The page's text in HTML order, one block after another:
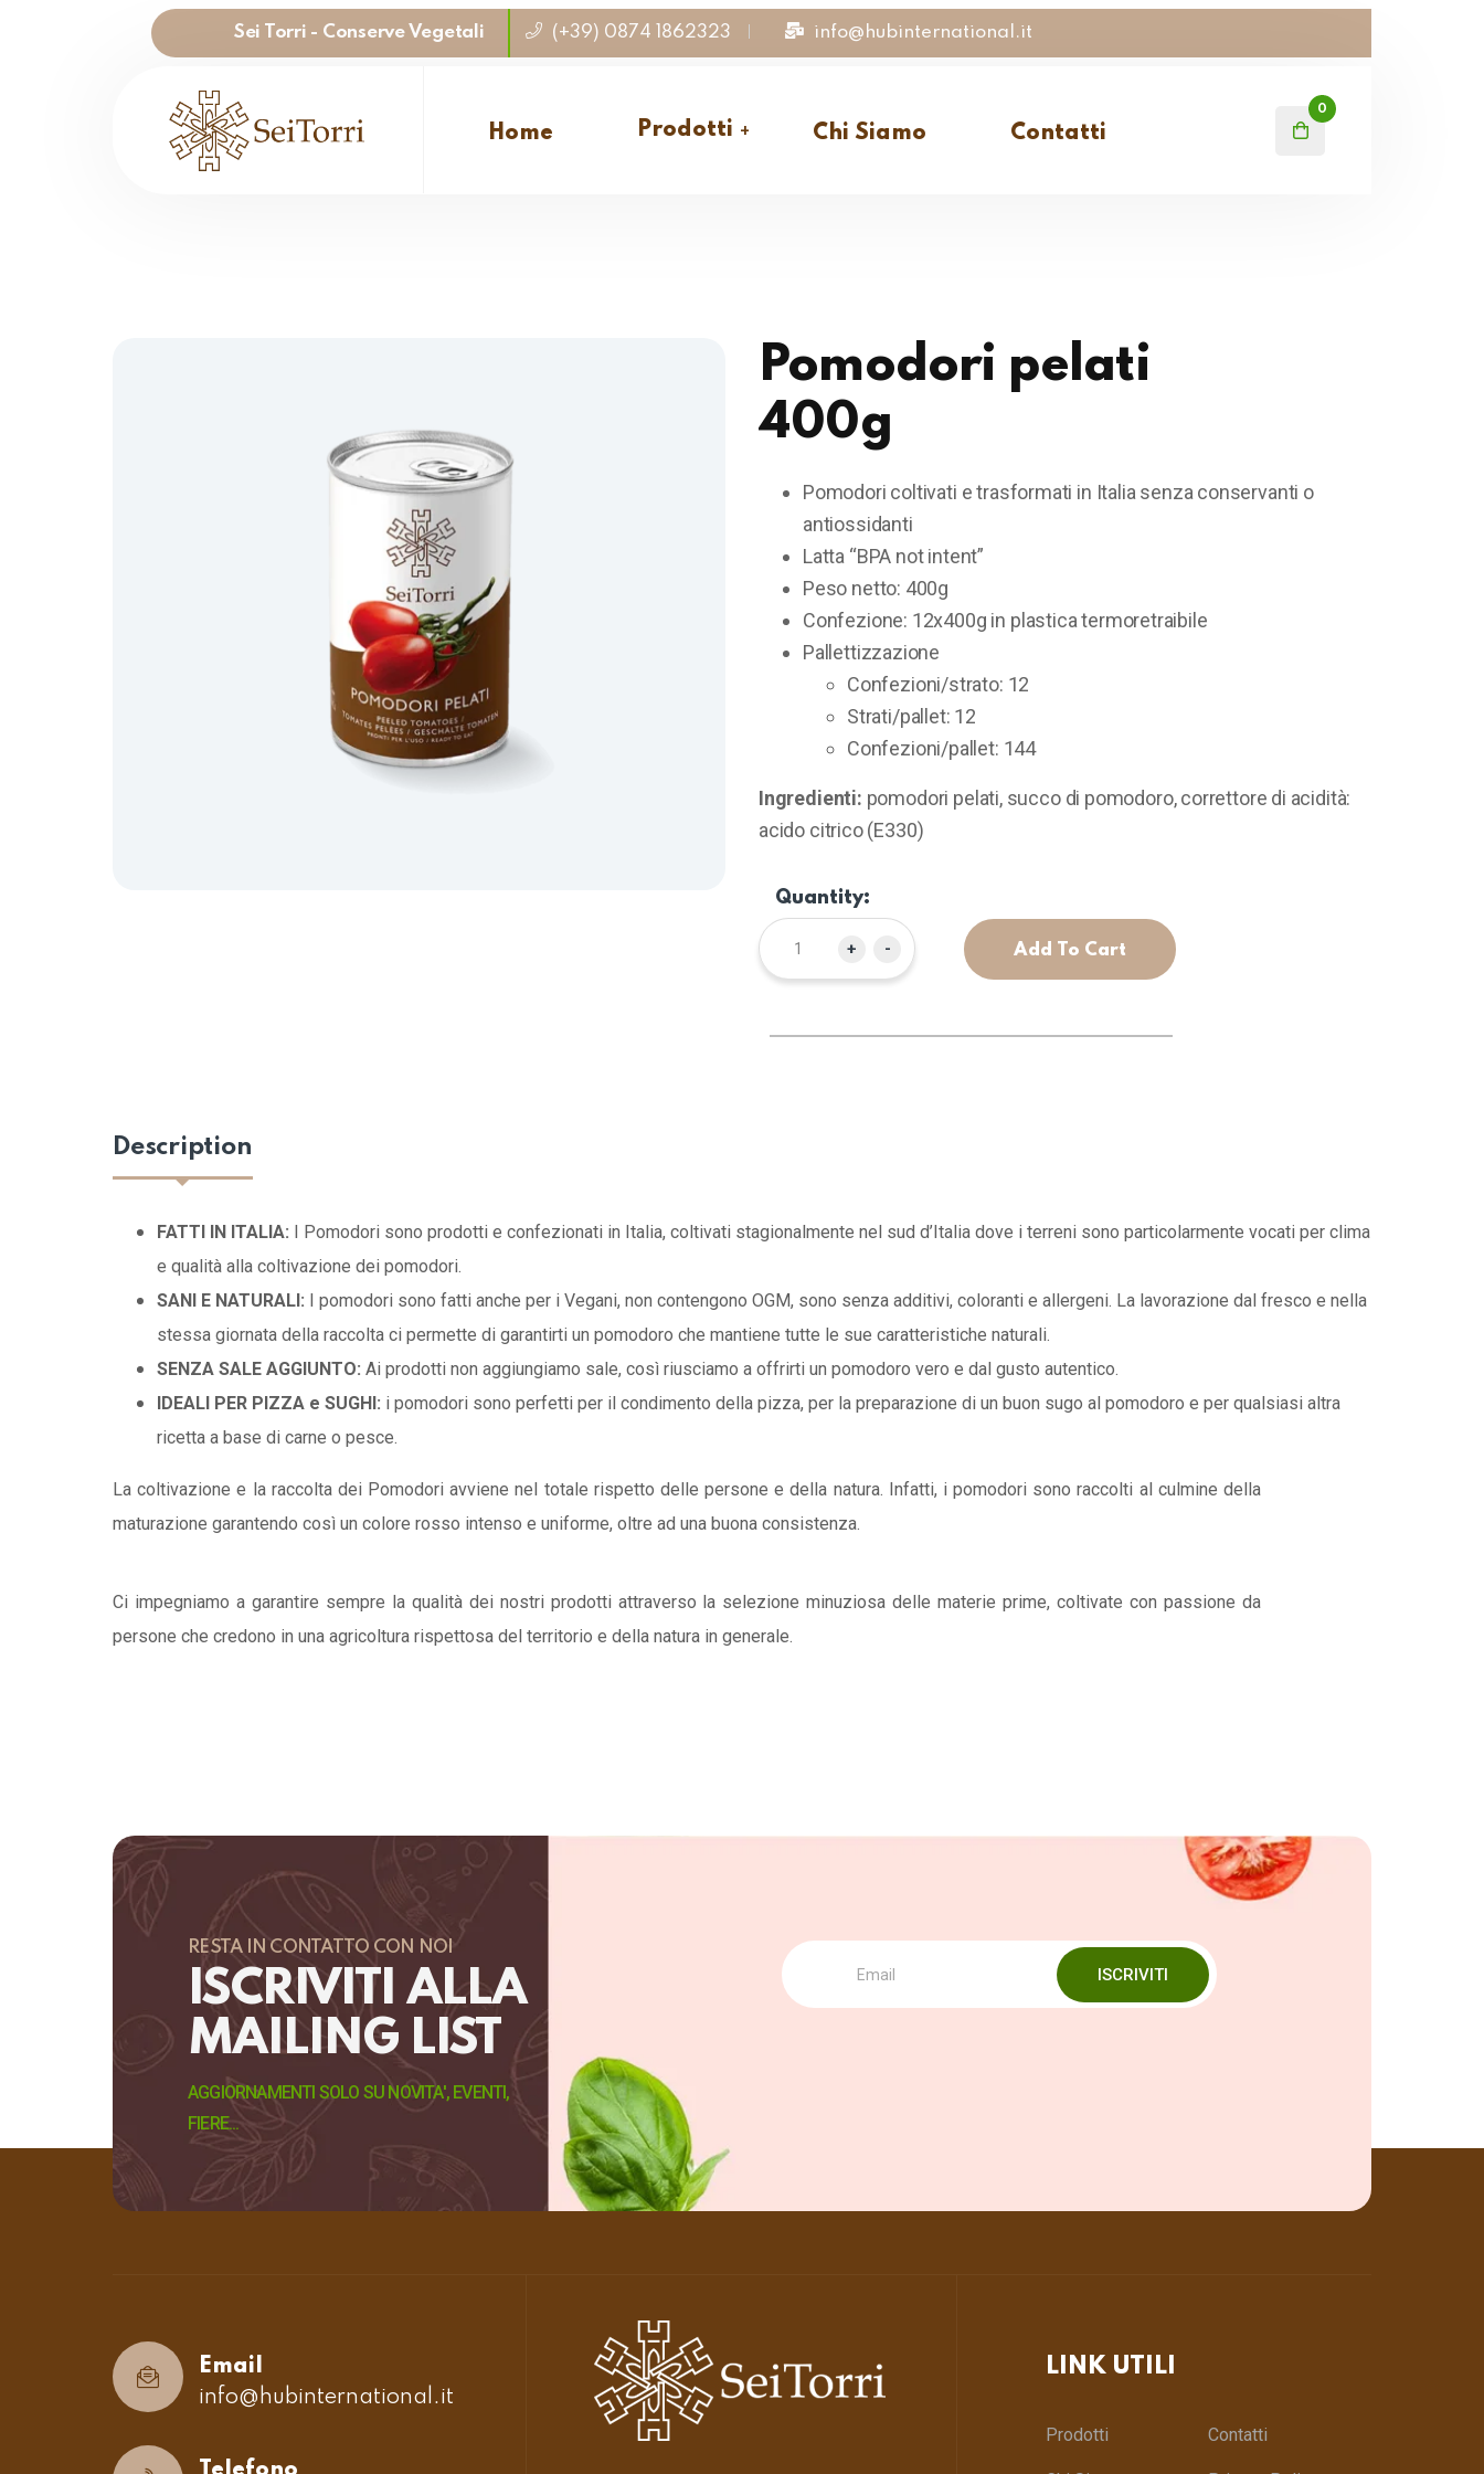
Sei Torri - Conserve Vegetali (+39) 0874 1862323 info@hubinternational.it
Home Prodotti Chi Siamo Contatti
0
Pomodori pelati
400g
Pomodori coltivati e trasformati in Italia senza conservanti o
antiossidanti
Latta “BPA not intent”
Peso netto: 400g
Confezione: 12x400g in plastica termoretraibile
Pallettizzazione
Confezioni/strato: 12
Strati/pallet: 12
Confezioni/pallet: 144
Ingredienti: pomodori pelati, succo di pomodoro, correttore di acidità:
acido citrico (E330)
Quantity:
-
+ Add To Cart
Description
FATTI IN ITALIA: I Pomodori sono prodotti e confezionati in Italia, coltivati stagionalmente nel sud d’Italia dove i terreni sono particolarmente vocati per clima
e qualità alla coltivazione dei pomodori.
SANI E NATURALI: I pomodori sono fatti anche per i Vegani, non contengono OGM, sono senza additivi, coloranti e allergeni. La lavorazione dal fresco e nella
stessa giornata della raccolta ci permette di garantirti un pomodoro che mantiene tutte le sue caratteristiche naturali.
SENZA SALE AGGIUNTO: Ai prodotti non aggiungiamo sale, così riusciamo a offrirti un pomodoro vero e dal gusto autentico.
IDEALI PER PIZZA e SUGHI: i pomodori sono perfetti per il condimento della pizza, per la preparazione di un buon sugo al pomodoro e per qualsiasi altra
ricetta a base di carne o pesce.
La coltivazione e la raccolta dei Pomodori avviene nel totale rispetto delle persone e della natura. Infatti, i pomodori sono raccolti al culmine della
maturazione garantendo così un colore rosso intenso e uniforme, oltre ad una buona consistenza.
Ci impegniamo a garantire sempre la qualità dei nostri prodotti attraverso la selezione minuziosa delle materie prime, coltivate con passione da
persone che credono in una agricoltura rispettosa del territorio e della natura in generale.
RESTA IN CONTATTO CON NOI
ISCRIVITI ALLA
MAILING LIST
AGGIORNAMENTI SOLO SU NOVITA', EVENTI,
FIERE...
ISCRIVITI
Email
info@hubinternational.it
LINK UTILI
Prodotti Contatti